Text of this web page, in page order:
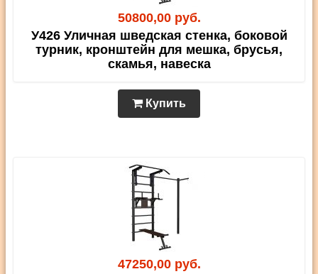
50800,00 руб.
У426 Уличная шведская стенка, боковой
турник, кронштейн для мешка, брусья,
скамья, навеска
Купить
47250,00 руб.